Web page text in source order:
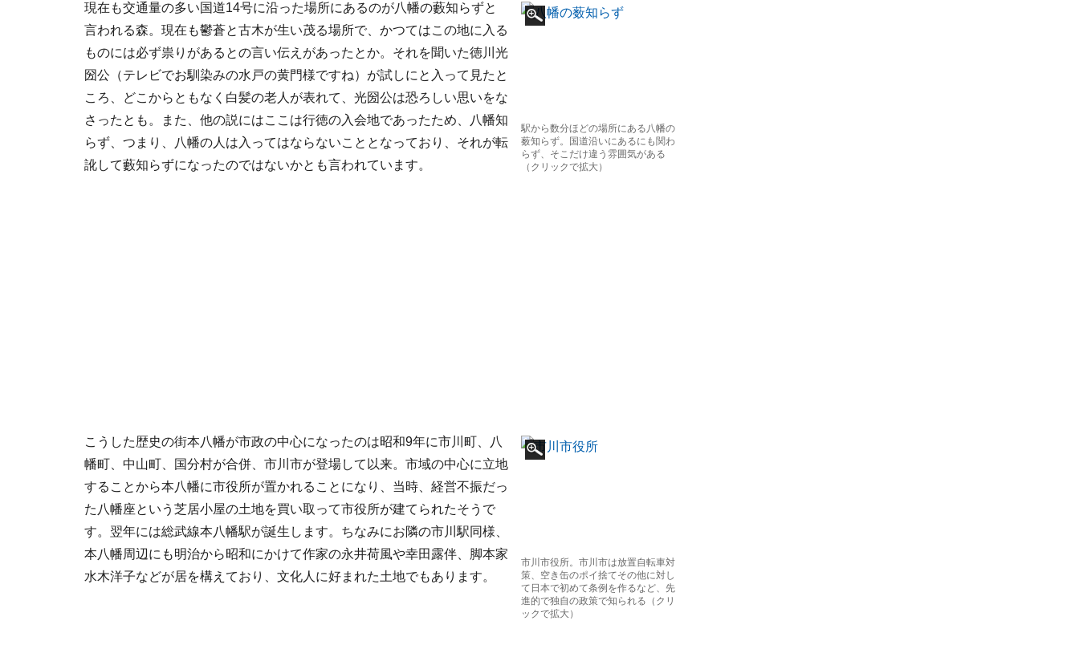
駅から数分ほどの場所にある八幡の
薮知らず。国道沿いにあるにも関わ
らず、そこだけ違う雰囲気がある
（クリックで拡大）
現在も交通量の多い国道14号に沿った場所にあるのが八幡の藪知らずと
言われる森。現在も鬱蒼と古木が生い茂る場所で、かつてはこの地に入る
ものには必ず祟りがあるとの言い伝えがあったとか。それを聞いた徳川光
圀公（テレビでお馴染みの水戸の黄門様ですね）が試しにと入って見たと
ころ、どこからともなく白髪の老人が表れて、光圀公は恐ろしい思いをな
さったとも。また、他の説にはここは行徳の入会地であったため、八幡知
らず、つまり、八幡の人は入ってはならないこととなっており、それが転
訛して藪知らずになったのではないかとも言われています。
市川市役所。市川市は放置自転車対
策、空き缶のポイ捨てその他に対し
て日本で初めて条例を作るなど、先
進的で独自の政策で知られる（クリ
ックで拡大）
こうした歴史の街本八幡が市政の中心になったのは昭和9年に市川町、八
幡町、中山町、国分村が合併、市川市が登場して以来。市域の中心に立地
することから本八幡に市役所が置かれることになり、当時、経営不振だっ
た八幡座という芝居小屋の土地を買い取って市役所が建てられたそうで
す。翌年には総武線本八幡駅が誕生します。ちなみにお隣の市川駅同様、
本八幡周辺にも明治から昭和にかけて作家の永井荷風や幸田露伴、脚本家
水木洋子などが居を構えており、文化人に好まれた土地でもあります。